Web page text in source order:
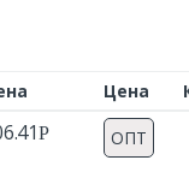
Цена
Р ОПТ